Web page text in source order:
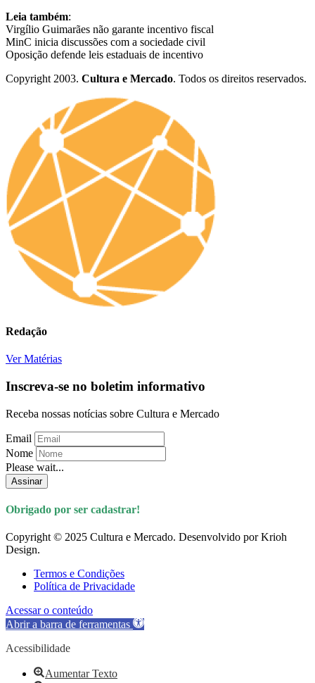
Leia também:
Virgílio Guimarães não garante incentivo fiscal
MinC inicia discussões com a sociedade civil
Oposição defende leis estaduais de incentivo
Copyright 2003. Cultura e Mercado. Todos os direitos reservados.
Redação
Ver Matérias
Inscreva-se no boletim informativo
Receba nossas notícias sobre Cultura e Mercado
Email
Nome
Please wait...
Assinar
Obrigado por ser cadastrar!
Copyright © 2025 Cultura e Mercado. Desenvolvido por Krioh
Design.
Termos e Condições
Política de Privacidade
Acessar o conteúdo
Abrir a barra de ferramentas
Acessibilidade
Aumentar Texto